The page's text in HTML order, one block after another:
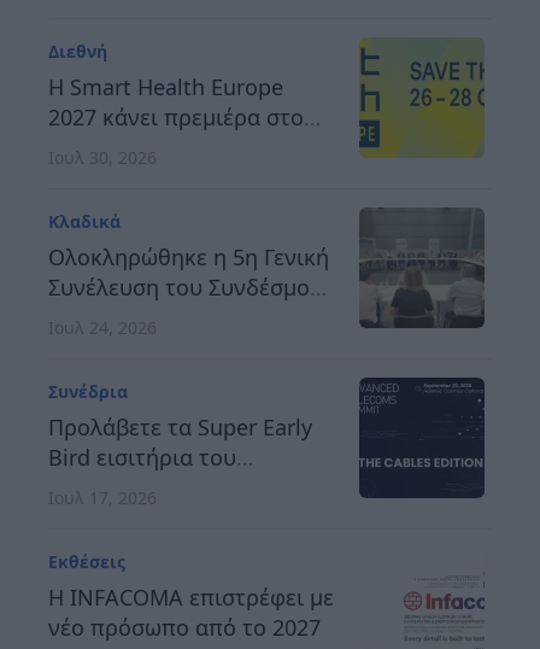
καινοτόμο και
ανταγωνιστική Ευρώπη
Διεθνή
H Smart Health Europe
2027 κάνει πρεμιέρα στο
Βερολίνο, στις 26 έως 28
Ιουλ 30, 2026
Κλαδικά
Ολοκληρώθηκε η 5η Γενική
Συνέλευση του Συνδέσμου
Οργανωτών &
Ελλάδος
Ιουλ 24, 2026
Συνέδρια
Προλάβετε τα Super Early
Bird εισιτήρια του
Advanced Telecoms
Ιουλ 17, 2026
Εκθέσεις
Η INFACOMA επιστρέφει με
νέο πρόσωπο από το 2027